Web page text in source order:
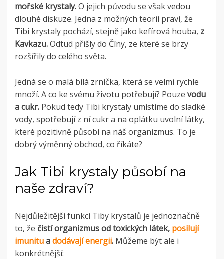
mořské krystaly.O jejich původu se však vedou
dlouhé diskuze. Jedna z možných teorií praví, že
Tibi krystaly pochází, stejně jako kefírová houba, z
Kavkazu.Odtud přišly do Číny, ze které se brzy
rozšířily do celého světa.
Jedná se o malá bílá zrníčka, která se velmi rychle
množí. A co ke svému životu potřebují? Pouze vodu
a cukr. Pokud tedy Tibi krystaly umístíme do sladké
vody, spotřebují z ní cukr a na oplátku uvolní látky,
které pozitivně působí na náš organizmus. To je
dobrý výměnný obchod, co říkáte?
Jak Tibi krystaly působí na
naše zdraví?
Nejdůležitější funkcí Tiby krystalů je jednoznačně
to, že čistí organizmus od toxických látek, posilují
imunituadodávají energii. Můžeme být ale i
konkrétnější: